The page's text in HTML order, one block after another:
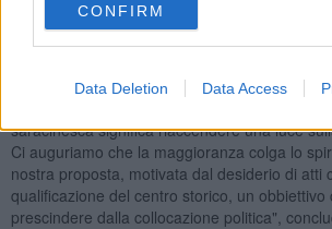
CONFIRM
Data Deletion Data Access
"L'Amministrazione Comunale deve fare la
quella di semplice spettatrice, spiegando
quali incentivi intenda introdurre per
saracinesca significa riaccendere una luce
Ci auguriamo che la maggioranza colga lo
nostra proposta, motivata dal desiderio di atti
qualificazione del centro storico, un
prescindere dalla collocazione politica",